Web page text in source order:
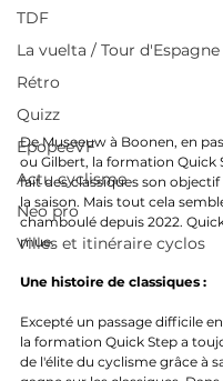
TDF
La vuelta / Tour d'Espagne
Rétro
Quizz
EpopeeVF
Actu cyclisme
Neo pro
Villes et itinéraire cyclos
De Museeuw à Boonen, en
ou Gilbert, la formation Quick
fait des classiques son
la saison. Mais tout cela
chamboulé depuis 2022.
mue.
Une histoire de classiques :
Excepté un passage difficile
la formation Quick Step a
de l'élite du cyclisme grâce à